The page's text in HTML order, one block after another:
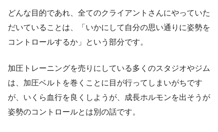
どんな目的であれ、全てのクライアントさんにやっていた
だいていることは、「いかにして自分の思い通りに姿勢を
コントロールするか」という部分です。
加圧トレーニングを売りにしている多くのスタジオやジム
は、加圧ベルトを巻くことに目が行ってしまいがちです
が、いくら血行を良くしようが、成長ホルモンを出そうが
姿勢のコントロールとは別の話です。